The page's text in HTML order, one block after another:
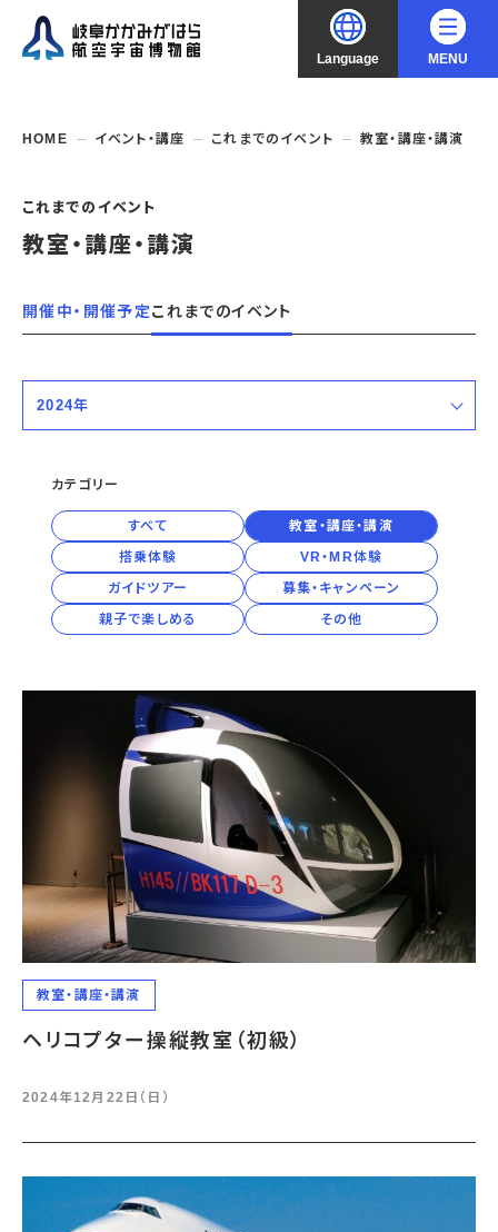
Language
中文（简化字）
中文（繁體字）
MENU
開館時間・休館日
年間パスポート
フロアガイド
バリアフリー・音声ガイド
企画展・常設展示
これまでの企画展
航空エリア
宇宙エリア
屋外展示
その他の展示
シアタールーム上映
操縦シミュレーション体験
イベント・講座
開催中・開催予定のイベント
ガイドツアー
イベントカレンダー
予約申し込み
これまでのイベント
収蔵品検索
資料の貸出
地域との連携
レンタルそらはく
空宙博ボランティア
一般団体
福祉団体
子ども会・スポーツ少年団等
学校団体
学校・教育関係
学校・教育関係の方へ
遠足・社会見学
オンライン学習
展示・イベントカレンダー
イベント予約申し込み
チャレンジそらはく
スタッフコラム お知らせ
HOME イベント・講座 これまでのイベント 教室・講座・講演
これまでのイベント
教室・講座・講演
開催中・開催予定これまでのイベント
2024年
2026年
2025年
カテゴリー
すべて
教室・講座・講演
搭乗体験
VR・MR体験
ガイドツアー
募集・キャンペーン
親子で楽しめる
その他
教室・講座・講演
ヘリコプター操縦教室（初級）
2024年12月22日（日）